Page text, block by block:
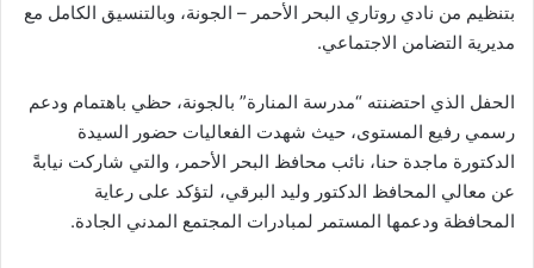
بتنظيم من نادي روتاري البحر الأحمر – الجونة، وبالتنسيق الكامل مع
مديرية التضامن الاجتماعي.
الحفل الذي احتضنته “مدرسة المنارة” بالجونة، حظي باهتمام ودعم
رسمي رفيع المستوى، حيث شهدت الفعاليات حضور السيدة
الدكتورة ماجدة حنا، نائب محافظ البحر الأحمر، والتي شاركت نيابةً
عن معالي المحافظ الدكتور وليد البرقي، لتؤكد على رعاية
المحافظة ودعمها المستمر لمبادرات المجتمع المدني الجادة.